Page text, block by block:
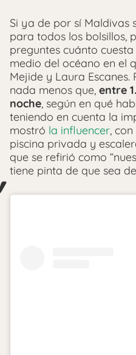
Si ya de por sí Maldivas
para todos los bolsillos,
preguntes cuánto
medio del océano en el
Mejide y Laura Escanes.
nada menos que, entre
noche, según en qué
teniendo en cuenta la
mostró la influencer,
piscina privada y
que se refirió como
tiene pinta de que sea